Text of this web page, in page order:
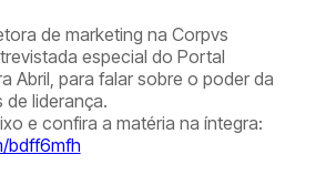
de marketing na Corpvs
especial do Portal
Abril, para falar sobre o poder da
de liderança.
e confira a matéria na íntegra:
bdff6mfh